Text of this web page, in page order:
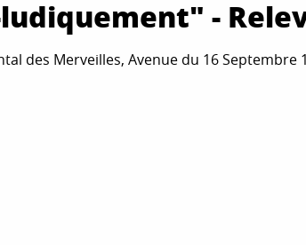
-
des Merveilles, Avenue du 16 Septembre